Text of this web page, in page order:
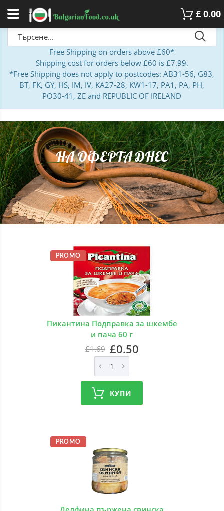
£ 0.00
Free Shipping on orders above £60*
Shipping cost for orders below £60 is £7.99.
*Free Shipping does not apply to postcodes: AB31-56, G83,
BT, FK, GY, HS, IM, IV, KA27-28, KW1-17, PA1, PA, PH,
PO30-41, ZE and REPUBLIC OF IRELAND
НА ОФЕРТА ДНЕС
PROMO
Пикантина Подправка за шкембе
и пача 60 г
£1.69 £0.50
КУПИ
PROMO
Делфина пържена свинска